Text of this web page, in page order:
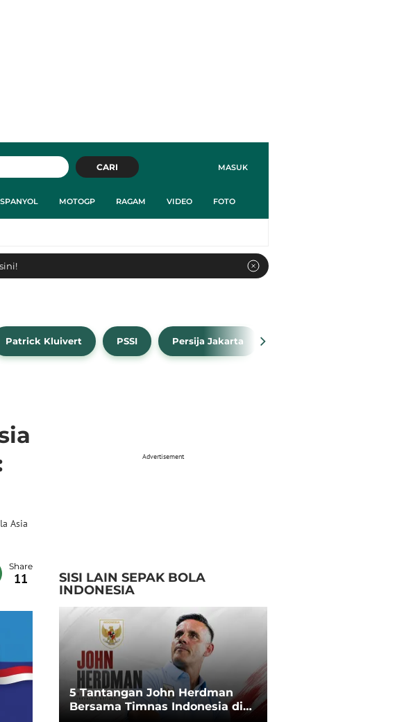
MASUK
CARI
SPANYOL MOTOGP RAGAM VIDEO FOTO
Patrick Kluivert PSSI Persija Jakarta
Asia
11
Advertisement
SISI LAIN SEPAK BOLA
INDONESIA
5 Tantangan John Herdman
Bersama Timnas Indonesia di